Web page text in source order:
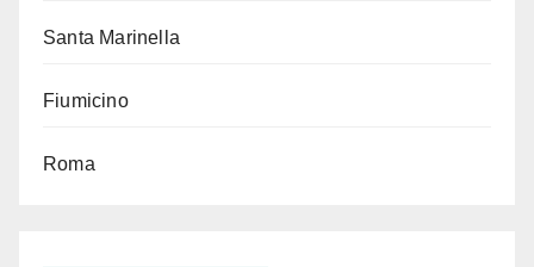
Santa Marinella
Fiumicino
Roma